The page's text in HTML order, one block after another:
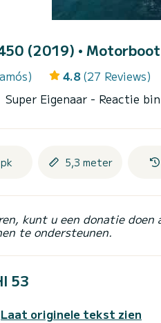
(2019) • Motorboot
4.8 (27 Reviews)
Super Eigenaar - Reactie
5,3 meter
kunt u een donatie
te ondersteunen.
53
Laat originele tekst zien